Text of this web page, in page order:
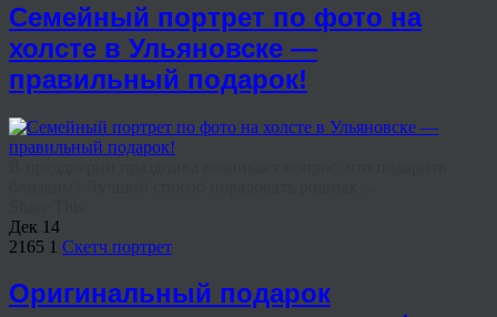
Семейный портрет по фото на
холсте в Ульяновске —
правильный подарок!
Дек 14
2165 1 Скетч портрет
Оригинальный подарок